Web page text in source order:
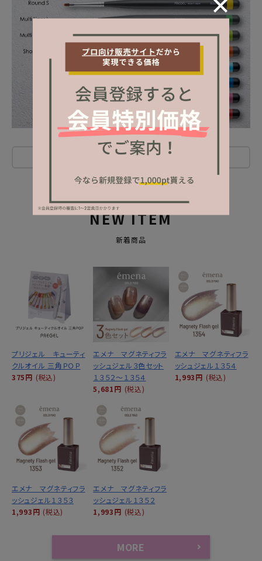
レビューを書く
NEW ITEM
新着商品
プリジェル キューティ
クルオイル 三角ＰＯＰ
375円 (税込)
エメナ マグネティフラ
ッシュジェル３色セット
１３５２～１３５４
5,681円 (税込)
エメナ マグネティフラ
ッシュジェル１３５４
1,993円 (税込)
エメナ マグネティフラ
ッシュジェル１３５３
1,993円 (税込)
エメナ マグネティフラ
ッシュジェル１３５２
1,993円 (税込)
MORE